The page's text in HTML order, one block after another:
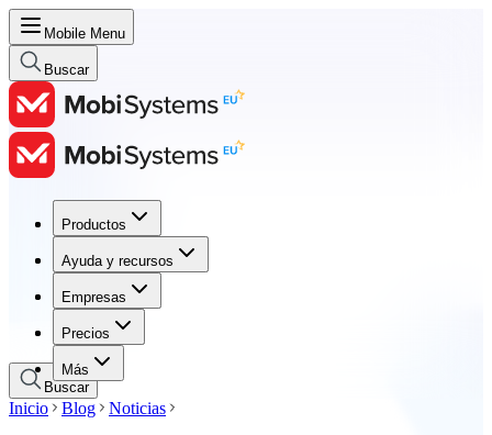
Mobile Menu
Buscar
Productos
Ayuda y recursos
Empresas
Precios
Más
Productos
Ayuda y recursos
Empresas
Precios
Buscar
Inicio Blog
Noticias